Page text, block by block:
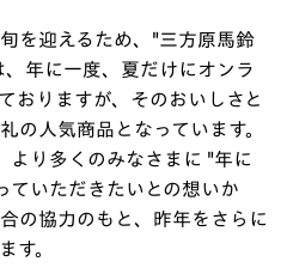
を迎えるため、"三方原馬鈴
年に一度、夏だけにオンラ
おりますが、そのおいしさと
の人気商品となっています。
より多くのみなさまに "年に
ていただきたいとの想いか
の協力のもと、昨年をさらに
す。